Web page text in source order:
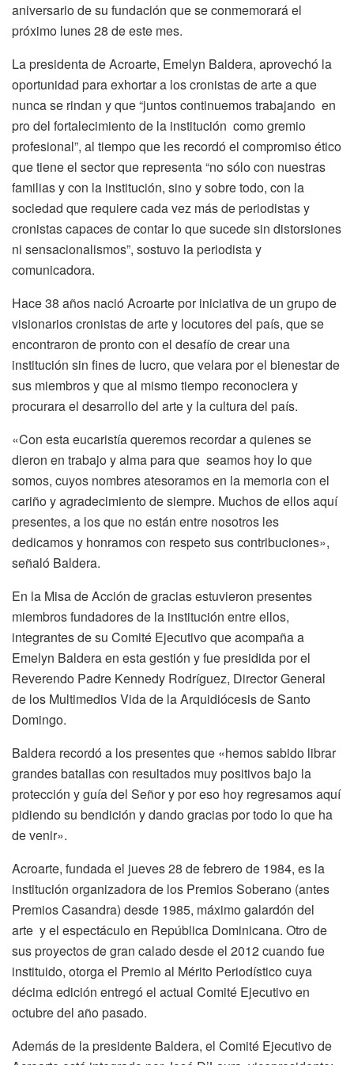
aniversario de su fundación que se conmemorará el
próximo lunes 28 de este mes.
La presidenta de Acroarte, Emelyn Baldera, aprovechó la
oportunidad para exhortar a los cronistas de arte a que
nunca se rindan y que “juntos continuemos trabajando en
pro del fortalecimiento de la institución como gremio
profesional”, al tiempo que les recordó el compromiso ético
que tiene el sector que representa “no sólo con nuestras
familias y con la institución, sino y sobre todo, con la
sociedad que requiere cada vez más de periodistas y
cronistas capaces de contar lo que sucede sin distorsiones
ni sensacionalismos”, sostuvo la periodista y
comunicadora.
Hace 38 años nació Acroarte por iniciativa de un grupo de
visionarios cronistas de arte y locutores del país, que se
encontraron de pronto con el desafío de crear una
institución sin fines de lucro, que velara por el bienestar de
sus miembros y que al mismo tiempo reconociera y
procurara el desarrollo del arte y la cultura del país.
«Con esta eucaristía queremos recordar a quienes se
dieron en trabajo y alma para que seamos hoy lo que
somos, cuyos nombres atesoramos en la memoria con el
cariño y agradecimiento de siempre. Muchos de ellos aquí
presentes, a los que no están entre nosotros les
dedicamos y honramos con respeto sus contribuciones»,
señaló Baldera.
En la Misa de Acción de gracias estuvieron presentes
miembros fundadores de la institución entre ellos,
integrantes de su Comité Ejecutivo que acompaña a
Emelyn Baldera en esta gestión y fue presidida por el
Reverendo Padre Kennedy Rodríguez, Director General
de los Multimedios Vida de la Arquidiócesis de Santo
Domingo.
Baldera recordó a los presentes que «hemos sabido librar
grandes batallas con resultados muy positivos bajo la
protección y guía del Señor y por eso hoy regresamos aquí
pidiendo su bendición y dando gracias por todo lo que ha
de venir».
Acroarte, fundada el jueves 28 de febrero de 1984, es la
institución organizadora de los Premios Soberano (antes
Premios Casandra) desde 1985, máximo galardón del
arte y el espectáculo en República Dominicana. Otro de
sus proyectos de gran calado desde el 2012 cuando fue
instituido, otorga el Premio al Mérito Periodístico cuya
décima edición entregó el actual Comité Ejecutivo en
octubre del año pasado.
Además de la presidente Baldera, el Comité Ejecutivo de